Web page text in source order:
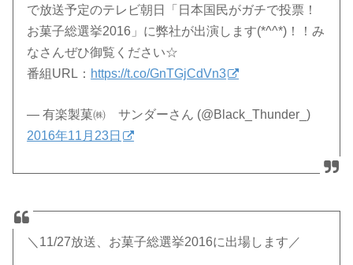
で放送予定のテレビ朝日「日本国民がガチで投票！
お菓子総選挙2016」に弊社が出演します(*^^*)！！み
なさんぜひ御覧ください☆
番組URL： https://t.co/GnTGjCdVn3
— 有楽製菓㈱ サンダーさん (@Black_Thunder_)
2016年11月23日
＼11/27放送、お菓子総選挙2016に出場します／